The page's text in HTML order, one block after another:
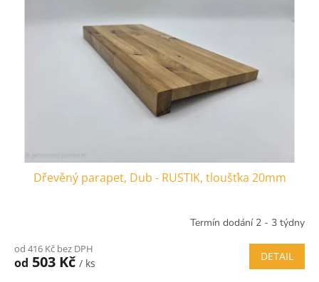
Dřevěný parapet, Dub - RUSTIK, tloušťka 20mm
Termín dodání 2 - 3 týdny
od 416 Kč bez DPH
od 503 Kč / ks
DETAIL